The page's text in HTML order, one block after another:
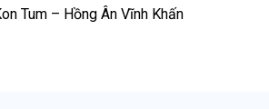
Tum – Hồng Ân Vĩnh Khấn